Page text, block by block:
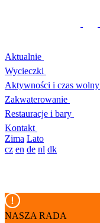
Aktualnie
Wycieczki
Aktywności i czas wolny
Zakwaterowanie
Restauracje i bary
Kontakt
Zima Lato
cz en de nl dk
NASZA RADA